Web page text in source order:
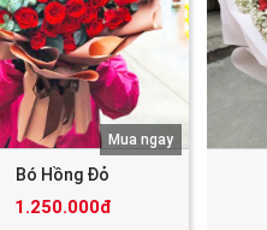
Bó Hồng Đỏ
1.250.000đ
Mua ngay